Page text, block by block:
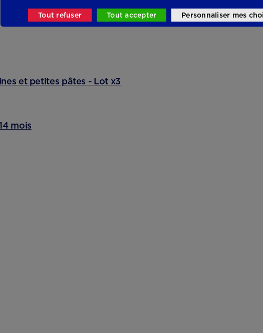
et petites pâtes - Lot x3
mois
Tout refuser Tout accepter Personnaliser mes